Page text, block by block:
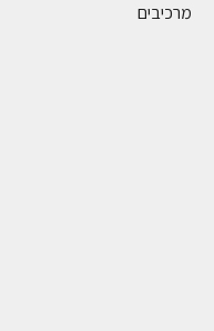
מרכיבים